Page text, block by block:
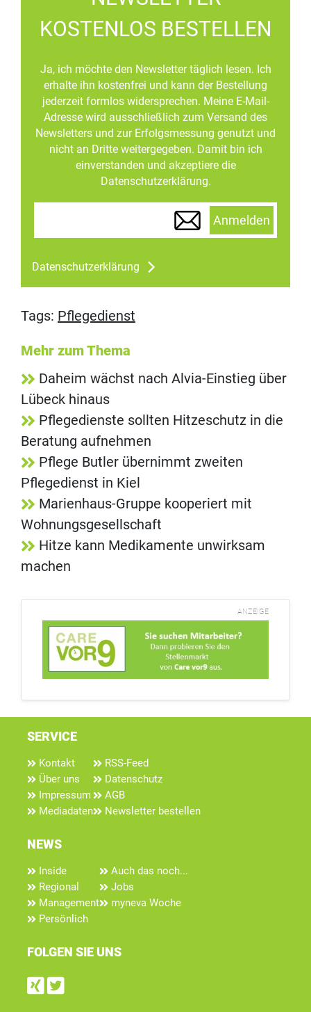
KOSTENLOS BESTELLEN
Ja, ich möchte den Newsletter täglich lesen. Ich
erhalte ihn kostenfrei und kann der Bestellung
jederzeit formlos widersprechen. Meine E-Mail-
Adresse wird ausschließlich zum Versand des
Newsletters und zur Erfolgsmessung genutzt und
nicht an Dritte weitergegeben. Damit bin ich
einverstanden und akzeptiere die
Datenschutzerklärung.
Anmelden
Datenschutzerklärung
Tags: Pflegedienst
Mehr zum Thema
Daheim wächst nach Alvia-Einstieg über
Lübeck hinaus
Pflegedienste sollten Hitzeschutz in die
Beratung aufnehmen
Pflege Butler übernimmt zweiten
Pflegedienst in Kiel
Marienhaus-Gruppe kooperiert mit
Wohnungsgesellschaft
Hitze kann Medikamente unwirksam
machen
ANZEIGE
SERVICE
Kontakt
Über uns
Impressum
Mediadaten
RSS-Feed
Datenschutz
AGB
Newsletter bestellen
NEWS
Inside
Regional
Management
Persönlich
Auch das noch...
Jobs
myneva Woche
FOLGEN SIE UNS
Find us on Xing
Follow us on Twitter